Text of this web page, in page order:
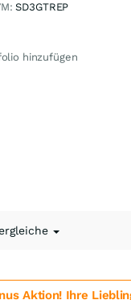
SD3GTREP
hinzufügen
Aktion! Ihre